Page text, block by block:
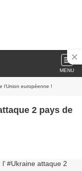
MENU
l’Union européenne !
2 pays de